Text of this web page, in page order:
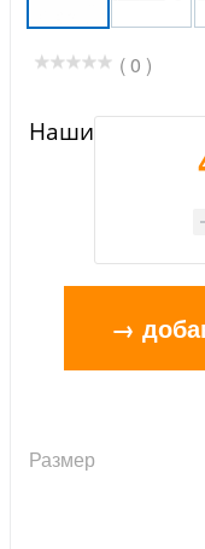
( 0 )
Нашивка на
→
Размер